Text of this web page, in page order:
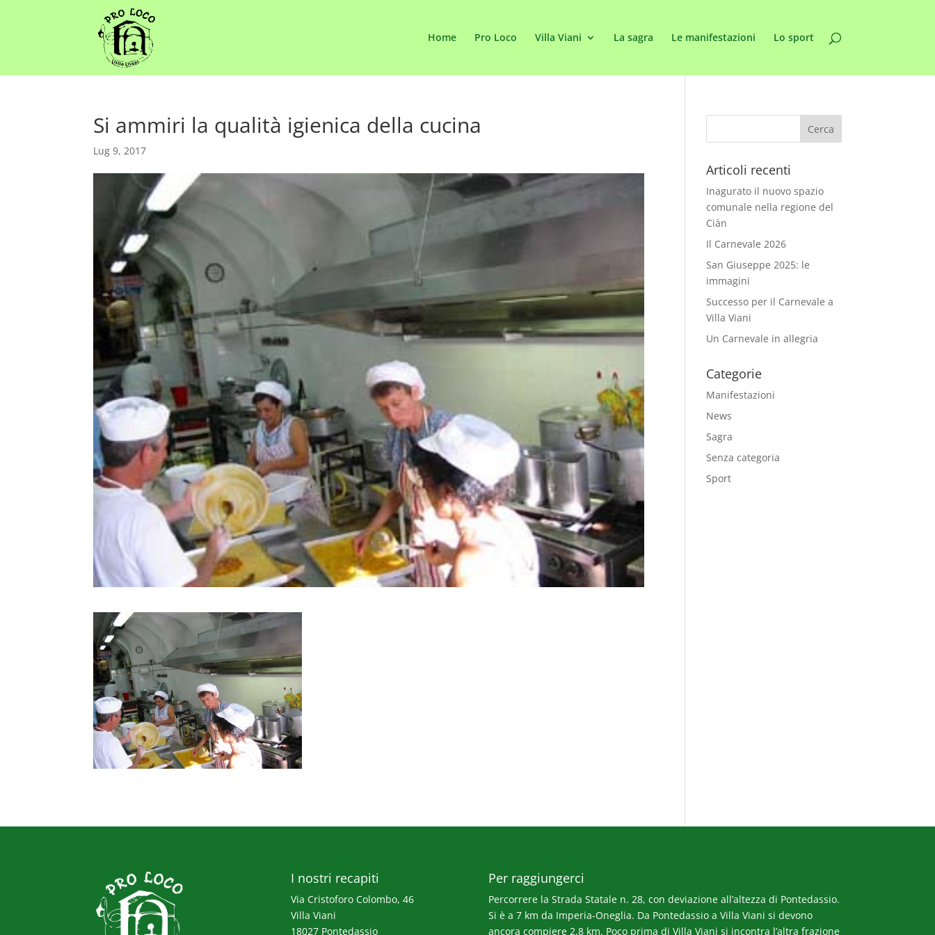
Home Pro Loco Villa Viani La sagra Le manifestazioni Lo sport
Si ammiri la qualità igienica della cucina
Lug 9, 2017
Articoli recenti
Inagurato il nuovo spazio
comunale nella regione del
Ciàn
Il Carnevale 2026
San Giuseppe 2025: le
immagini
Successo per il Carnevale a
Villa Viani
Un Carnevale in allegria
Categorie
Manifestazioni
News
Sagra
Senza categoria
Sport
I nostri recapiti
Via Cristoforo Colombo, 46
Villa Viani
18027 Pontedassio
Per raggiungerci
Percorrere la Strada Statale n. 28, con deviazione all’altezza di Pontedassio.
Si è a 7 km da Imperia-Oneglia. Da Pontedassio a Villa Viani si devono
ancora compiere 2,8 km. Poco prima di Villa Viani si incontra l’altra frazione